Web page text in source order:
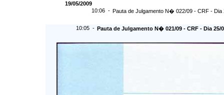
19/05/2009
10:06 - Pauta de Julgamento N� 022/09 - CRF - Dia
10:05 - Pauta de Julgamento N� 021/09 - CRF - Dia 25/